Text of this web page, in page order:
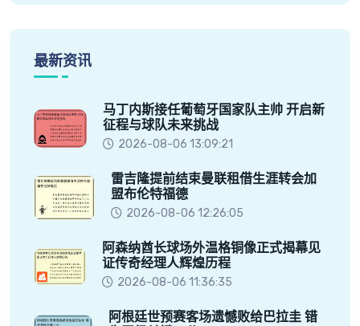
最新资讯
马丁内斯接任葡萄牙国家队主帅 开启新
征程与球队未来挑战
2026-08-06 13:09:21
雷吉隆提前结束曼联租借生涯转会加
盟布伦特福德
2026-08-06 12:26:05
阿森纳酋长球场外温格铜像正式揭幕见
证传奇经理人辉煌历程
2026-08-06 11:36:35
阿根廷世预赛客场遗憾败给巴拉圭 错